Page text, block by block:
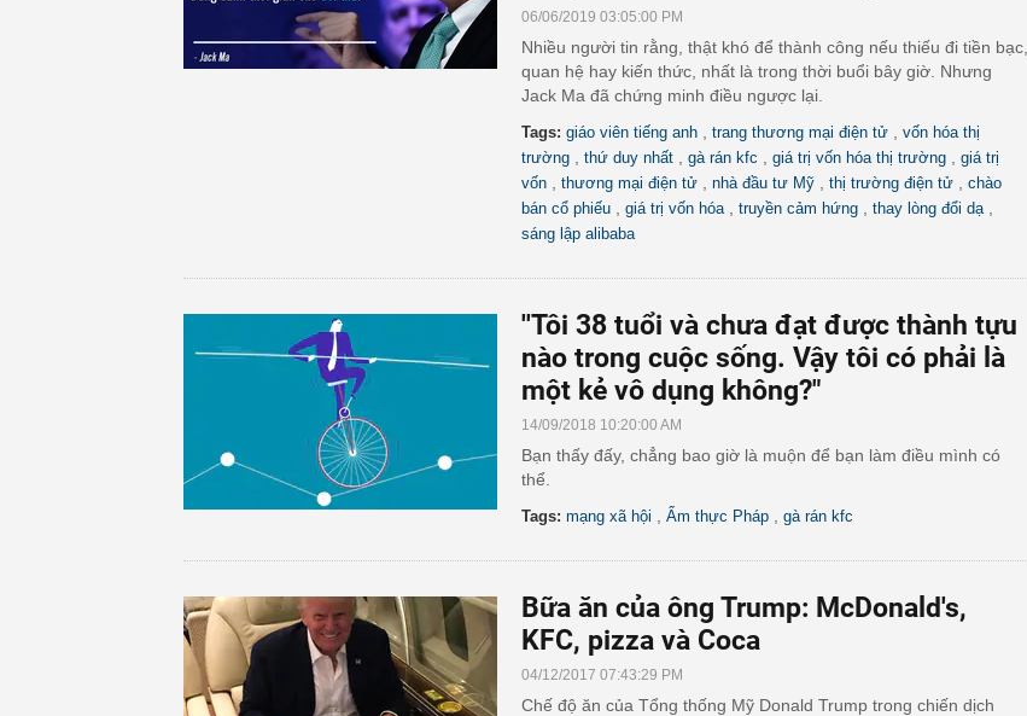
06/06/2019 03:05:00 PM
Nhiều người tin rằng, thật khó để thành công nếu thiếu đi tiền bạc,
quan hệ hay kiến thức, nhất là trong thời buổi bây giờ. Nhưng
Jack Ma đã chứng minh điều ngược lại.
Tags: giáo viên tiếng anh trang thương mại điện tử
vốn hóa thị
trường
thứ duy nhất gà rán kfc giá trị vốn hóa thị trường
giá trị
vốn
thương mại điện tử nhà đầu tư Mỹ thị trường điện tử
chào
bán cổ phiếu
giá trị vốn hóa truyền cảm hứng thay lòng đổi dạ
sáng lập alibaba
''Tôi 38 tuổi và chưa đạt được thành tựu
nào trong cuộc sống. Vậy tôi có phải là
một kẻ vô dụng không?"
14/09/2018 10:20:00 AM
Bạn thấy đấy, chẳng bao giờ là muộn để bạn làm điều mình có
thể.
Tags: mạng xã hội Ẩm thực Pháp gà rán kfc
Bữa ăn của ông Trump: McDonald's,
KFC, pizza và Coca
04/12/2017 07:43:29 PM
Chế độ ăn của Tổng thống Mỹ Donald Trump trong chiến dịch